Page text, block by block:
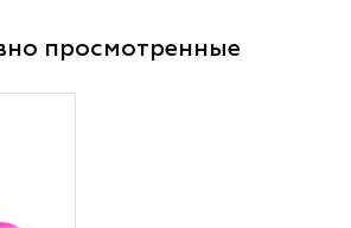
просмотренные